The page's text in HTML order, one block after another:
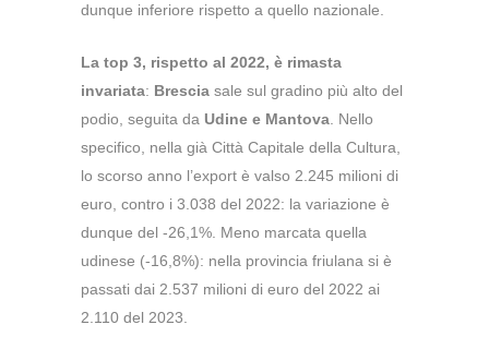
dunque inferiore rispetto a quello nazionale.
La top 3, rispetto al 2022, è rimasta
invariata: Brescia sale sul gradino più alto del
podio, seguita da Udine e Mantova . Nello
specifico, nella già Città Capitale della Cultura,
lo scorso anno l’export è valso 2.245 milioni di
euro, contro i 3.038 del 2022: la variazione è
dunque del -26,1%. Meno marcata quella
udinese (-16,8%): nella provincia friulana si è
passati dai 2.537 milioni di euro del 2022 ai
2.110 del 2023.